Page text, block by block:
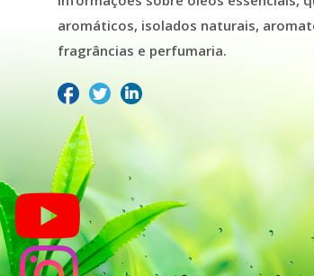
aromáticos, isolados naturais,
fragrâncias e perfumaria.